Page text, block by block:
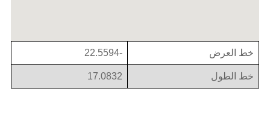
خط العرض -22.5594
خط الطول 17.0832